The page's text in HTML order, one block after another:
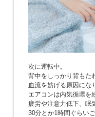
次に運転中。
背中をしっかり背もた
血流を妨げる原因にな
エアコンは内気循環を
疲労や注意力低下、眠
30分とか1時間ぐらい